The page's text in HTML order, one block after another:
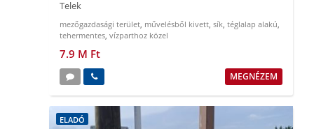
Telek
mezőgazdasági terület, művelésből kivett, sík, téglalap alakú,
tehermentes, vízparthoz közel
7.9 M Ft
MEGNÉZEM
ELADÓ